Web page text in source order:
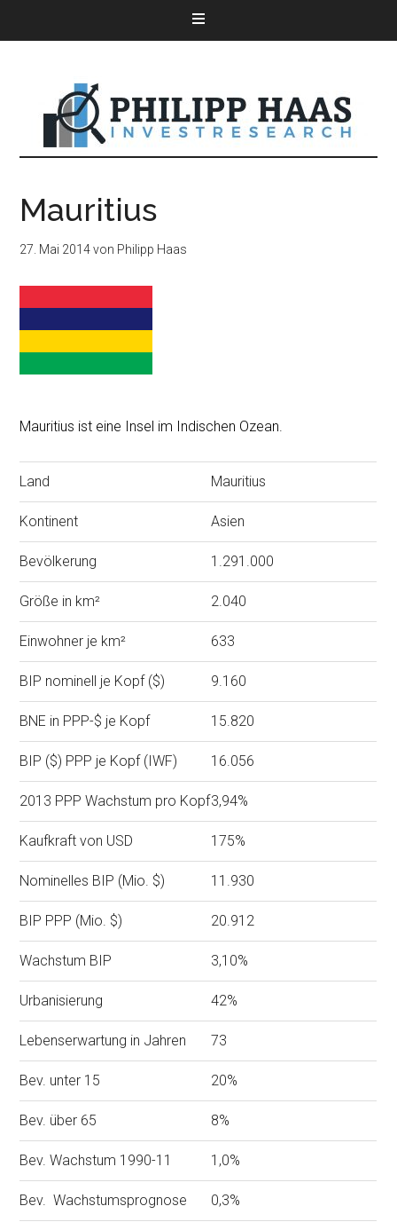
Mauritius
27. Mai 2014von Philipp Haas
Mauritius ist eine Insel im Indischen Ozean.
Land Mauritius
Kontinent Asien
Bevölkerung 1.291.000
Größe in km² 2.040
Einwohner je km² 633
BIP nominell je Kopf ($) 9.160
BNE in PPP-$ je Kopf 15.820
BIP ($) PPP je Kopf (IWF) 16.056
2013 PPP Wachstum pro Kopf3,94%
Kaufkraft von USD 175%
Nominelles BIP (Mio. $) 11.930
BIP PPP (Mio. $) 20.912
Wachstum BIP 3,10%
Urbanisierung 42%
Lebenserwartung in Jahren 73
Bev. unter 15 20%
Bev. über 65 8%
Bev. Wachstum 1990-11 1,0%
Bev. Wachstumsprognose 0,3%